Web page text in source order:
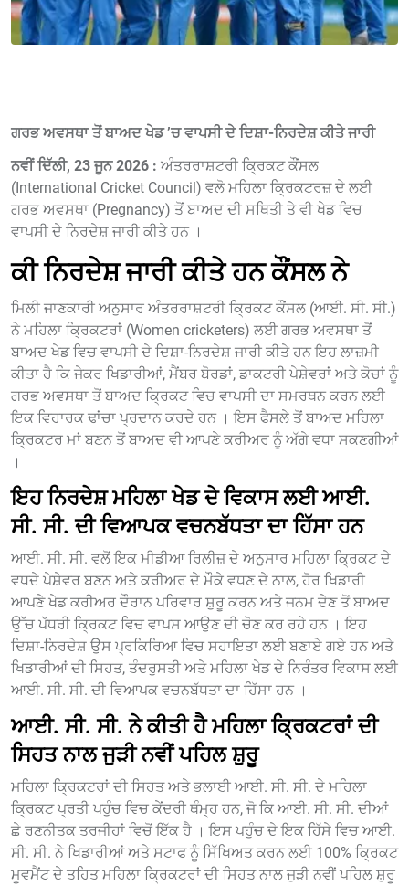
ਗਰਭ ਅਵਸਥਾ ਤੋਂ ਬਾਅਦ ਖੇਡ ’ਚ ਵਾਪਸੀ ਦੇ ਦਿਸ਼ਾ-ਨਿਰਦੇਸ਼ ਕੀਤੇ ਜਾਰੀ
ਨਵੀਂ ਦਿੱਲੀ, 23 ਜੂਨ 2026 : ਅੰਤਰਰਾਸ਼ਟਰੀ ਕ੍ਰਿਕਟ ਕੌਂਸਲ
(International Cricket Council) ਵਲੋ ਮਹਿਲਾ ਕ੍ਰਿਕਟਰਜ਼ ਦੇ ਲਈ
ਗਰਭ ਅਵਸਥਾ (Pregnancy) ਤੋਂ ਬਾਅਦ ਦੀ ਸਥਿਤੀ ਤੇ ਵੀ ਖੇਡ ਵਿਚ
ਵਾਪਸੀ ਦੇ ਨਿਰਦੇਸ਼ ਜਾਰੀ ਕੀਤੇ ਹਨ ।
ਕੀ ਨਿਰਦੇਸ਼ ਜਾਰੀ ਕੀਤੇ ਹਨ ਕੌਂਸਲ ਨੇ
ਮਿਲੀ ਜਾਣਕਾਰੀ ਅਨੁਸਾਰ ਅੰਤਰਰਾਸ਼ਟਰੀ ਕ੍ਰਿਕਟ ਕੌਂਸਲ (ਆਈ. ਸੀ. ਸੀ.)
ਨੇ ਮਹਿਲਾ ਕ੍ਰਿਕਟਰਾਂ (Women cricketers) ਲਈ ਗਰਭ ਅਵਸਥਾ ਤੋਂ
ਬਾਅਦ ਖੇਡ ਵਿਚ ਵਾਪਸੀ ਦੇ ਦਿਸ਼ਾ-ਨਿਰਦੇਸ਼ ਜਾਰੀ ਕੀਤੇ ਹਨ ਇਹ ਲਾਜ਼ਮੀ
ਕੀਤਾ ਹੈ ਕਿ ਜੇਕਰ ਖਿਡਾਰੀਆਂ, ਮੈਂਬਰ ਬੋਰਡਾਂ, ਡਾਕਟਰੀ ਪੇਸ਼ੇਵਰਾਂ ਅਤੇ ਕੋਚਾਂ ਨੂੰ
ਗਰਭ ਅਵਸਥਾ ਤੋਂ ਬਾਅਦ ਕ੍ਰਿਕਟ ਵਿਚ ਵਾਪਸੀ ਦਾ ਸਮਰਥਨ ਕਰਨ ਲਈ
ਇਕ ਵਿਹਾਰਕ ਢਾਂਚਾ ਪ੍ਰਦਾਨ ਕਰਦੇ ਹਨ । ਇਸ ਫੈਸਲੇ ਤੋਂ ਬਾਅਦ ਮਹਿਲਾ
ਕ੍ਰਿਕਟਰ ਮਾਂ ਬਣਨ ਤੋਂ ਬਾਅਦ ਵੀ ਆਪਣੇ ਕਰੀਅਰ ਨੂੰ ਅੱਗੇ ਵਧਾ ਸਕਣਗੀਆਂ
।
ਇਹ ਨਿਰਦੇਸ਼ ਮਹਿਲਾ ਖੇਡ ਦੇ ਵਿਕਾਸ ਲਈ ਆਈ.
ਸੀ. ਸੀ. ਦੀ ਵਿਆਪਕ ਵਚਨਬੱਧਤਾ ਦਾ ਹਿੱਸਾ ਹਨ
ਆਈ. ਸੀ. ਸੀ. ਵਲੋਂ ਇਕ ਮੀਡੀਆ ਰਿਲੀਜ਼ ਦੇ ਅਨੁਸਾਰ ਮਹਿਲਾ ਕ੍ਰਿਕਟ ਦੇ
ਵਧਦੇ ਪੇਸ਼ੇਵਰ ਬਣਨ ਅਤੇ ਕਰੀਅਰ ਦੇ ਮੌਕੇ ਵਧਣ ਦੇ ਨਾਲ, ਹੋਰ ਖਿਡਾਰੀ
ਆਪਣੇ ਖੇਡ ਕਰੀਅਰ ਦੌਰਾਨ ਪਰਿਵਾਰ ਸ਼ੁਰੂ ਕਰਨ ਅਤੇ ਜਨਮ ਦੇਣ ਤੋਂ ਬਾਅਦ
ਉੱਚ ਪੱਧਰੀ ਕ੍ਰਿਕਟ ਵਿਚ ਵਾਪਸ ਆਉਣ ਦੀ ਚੋਣ ਕਰ ਰਹੇ ਹਨ । ਇਹ
ਦਿਸ਼ਾ-ਨਿਰਦੇਸ਼ ਉਸ ਪ੍ਰਕਿਰਿਆ ਵਿਚ ਸਹਾਇਤਾ ਲਈ ਬਣਾਏ ਗਏ ਹਨ ਅਤੇ
ਖਿਡਾਰੀਆਂ ਦੀ ਸਿਹਤ, ਤੰਦਰੁਸਤੀ ਅਤੇ ਮਹਿਲਾ ਖੇਡ ਦੇ ਨਿਰੰਤਰ ਵਿਕਾਸ ਲਈ
ਆਈ. ਸੀ. ਸੀ. ਦੀ ਵਿਆਪਕ ਵਚਨਬੱਧਤਾ ਦਾ ਹਿੱਸਾ ਹਨ ।
ਆਈ. ਸੀ. ਸੀ. ਨੇ ਕੀਤੀ ਹੈ ਮਹਿਲਾ ਕ੍ਰਿਕਟਰਾਂ ਦੀ
ਸਿਹਤ ਨਾਲ ਜੁੜੀ ਨਵੀਂ ਪਹਿਲ ਸ਼ੁਰੂ
ਮਹਿਲਾ ਕ੍ਰਿਕਟਰਾਂ ਦੀ ਸਿਹਤ ਅਤੇ ਭਲਾਈ ਆਈ. ਸੀ. ਸੀ. ਦੇ ਮਹਿਲਾ
ਕ੍ਰਿਕਟ ਪ੍ਰਤੀ ਪਹੁੰਚ ਵਿਚ ਕੇਂਦਰੀ ਥੰਮ੍ਹ ਹਨ, ਜੋ ਕਿ ਆਈ. ਸੀ. ਸੀ. ਦੀਆਂ
ਛੇ ਰਣਨੀਤਕ ਤਰਜੀਹਾਂ ਵਿਚੋਂ ਇੱਕ ਹੈ । ਇਸ ਪਹੁੰਚ ਦੇ ਇਕ ਹਿੱਸੇ ਵਿਚ ਆਈ.
ਸੀ. ਸੀ. ਨੇ ਖਿਡਾਰੀਆਂ ਅਤੇ ਸਟਾਫ ਨੂੰ ਸਿੱਖਿਅਤ ਕਰਨ ਲਈ 100% ਕ੍ਰਿਕਟ
ਮੂਵਮੈਂਟ ਦੇ ਤਹਿਤ ਮਹਿਲਾ ਕ੍ਰਿਕਟਰਾਂ ਦੀ ਸਿਹਤ ਨਾਲ ਜੁੜੀ ਨਵੀਂ ਪਹਿਲ ਸ਼ੁਰੂ